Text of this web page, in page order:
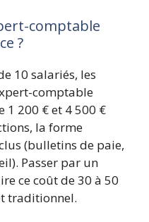
comptable
?
10 salariés, les
comptable
1 200 € et 4 500 €
la forme
(bulletins de paie,
Passer par un
ce coût de 30 à 50
traditionnel.